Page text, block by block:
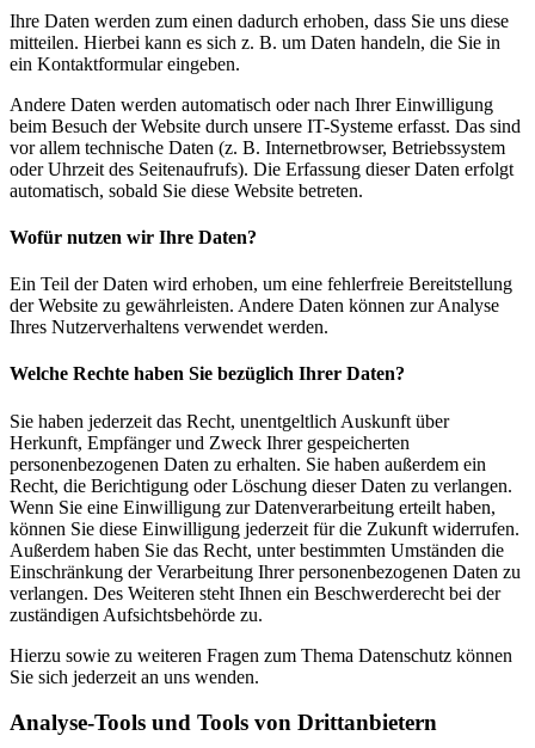
Ihre Daten werden zum einen dadurch erhoben, dass Sie uns diese
mitteilen. Hierbei kann es sich z. B. um Daten handeln, die Sie in
ein Kontaktformular eingeben.
Andere Daten werden automatisch oder nach Ihrer Einwilligung
beim Besuch der Website durch unsere IT-Systeme erfasst. Das sind
vor allem technische Daten (z. B. Internetbrowser, Betriebssystem
oder Uhrzeit des Seitenaufrufs). Die Erfassung dieser Daten erfolgt
automatisch, sobald Sie diese Website betreten.
Wofür nutzen wir Ihre Daten?
Ein Teil der Daten wird erhoben, um eine fehlerfreie Bereitstellung
der Website zu gewährleisten. Andere Daten können zur Analyse
Ihres Nutzerverhaltens verwendet werden.
Welche Rechte haben Sie bezüglich Ihrer Daten?
Sie haben jederzeit das Recht, unentgeltlich Auskunft über
Herkunft, Empfänger und Zweck Ihrer gespeicherten
personenbezogenen Daten zu erhalten. Sie haben außerdem ein
Recht, die Berichtigung oder Löschung dieser Daten zu verlangen.
Wenn Sie eine Einwilligung zur Datenverarbeitung erteilt haben,
können Sie diese Einwilligung jederzeit für die Zukunft widerrufen.
Außerdem haben Sie das Recht, unter bestimmten Umständen die
Einschränkung der Verarbeitung Ihrer personenbezogenen Daten zu
verlangen. Des Weiteren steht Ihnen ein Beschwerderecht bei der
zuständigen Aufsichtsbehörde zu.
Hierzu sowie zu weiteren Fragen zum Thema Datenschutz können
Sie sich jederzeit an uns wenden.
Analyse-Tools und Tools von Dritt­anbietern